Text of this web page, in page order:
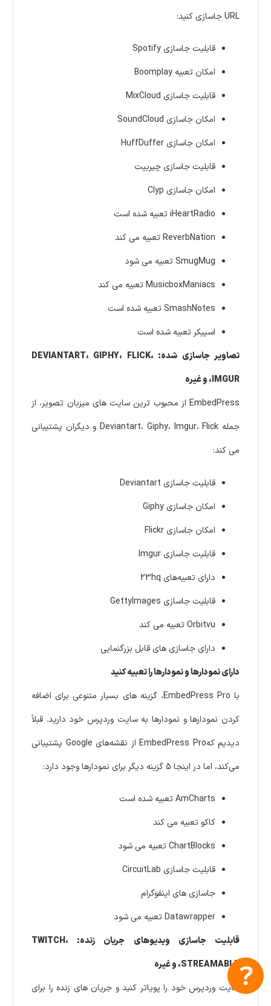
URL جاسازی کنید:
قابلیت جاسازی Spotify
امکان تعبیه Boomplay
قابلیت جاسازی MixCloud
امکان جاسازی SoundCloud
امکان جاسازی HuffDuffer
قابلیت جاسازی چیربیت
امکان جاسازی Clyp
iHeartRadio تعبیه شده است
ReverbNation تعبیه می کند
SmugMug تعبیه می شود
MusicboxManiacs تعبیه می کند
SmashNotes تعبیه شده است
اسپیکر تعبیه شده است
تصاویر جاسازی شده: DEVIANTART، GIPHY، FLICK،
IMGUR، و غیره
EmbedPress از محبوب ترین سایت های میزبان تصویر، از
جمله Deviantart، Giphy، Imgur، Flick و دیگران پشتیبانی
می کند:
قابلیت جاسازی Deviantart
امکان جاسازی Giphy
امکان جاسازی Flickr
قابلیت جاسازی Imgur
دارای تعبیه‌های 23hq
قابلیت جاسازی GettyImages
Orbitvu تعبیه می کند
دارای جاسازی های قابل بزرگنمایی
دارای نمودارها و نمودارها را تعبیه کنید
با EmbedPress Pro، گزینه های بسیار متنوعی برای اضافه
کردن نمودارها و نمودارها به سایت وردپرس خود دارید. قبلاً
دیدیم کهEmbedPress Pro از نقشه‌های Google پشتیبانی
می‌کند، اما در اینجا 5 گزینه دیگر برای نمودارها وجود دارد:
AmCharts تعبیه شده است
کاکو تعبیه می کند
ChartBlocks تعبیه می شود
قابلیت جاسازی CircuitLab
جاسازی های اینفوگرام
Datawrapper تعبیه می شود
قابلیت جاسازی ویدیوهای جریان زنده: TWITCH،
STREAMABLE، و غیره
سایت وردپرس خود را پویاتر کنید و جریان های زنده را برای